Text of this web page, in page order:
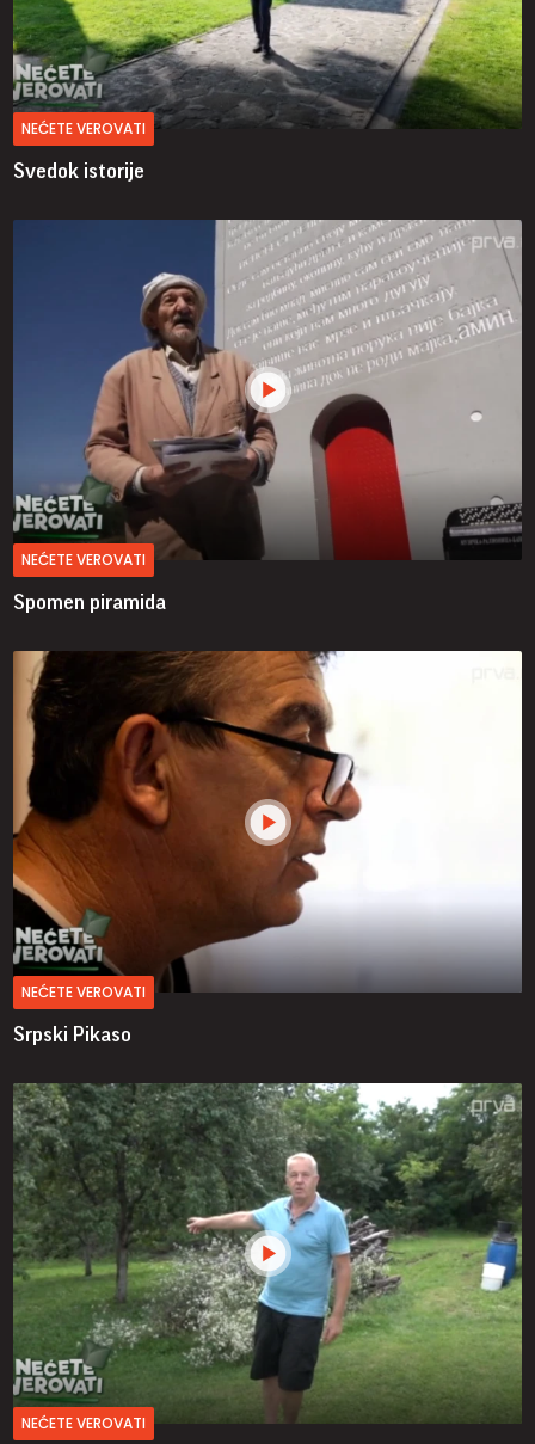
NEĆETE VEROVATI
Svedok istorije
NEĆETE VEROVATI
Spomen piramida
NEĆETE VEROVATI
Srpski Pikaso
NEĆETE VEROVATI